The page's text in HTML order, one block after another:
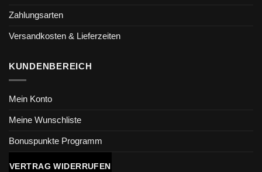
Zahlungsarten
Versandkosten & Lieferzeiten
KUNDENBEREICH
Mein Konto
Meine Wunschliste
Bonuspunkte Programm
VERTRAG WIDERRUFEN